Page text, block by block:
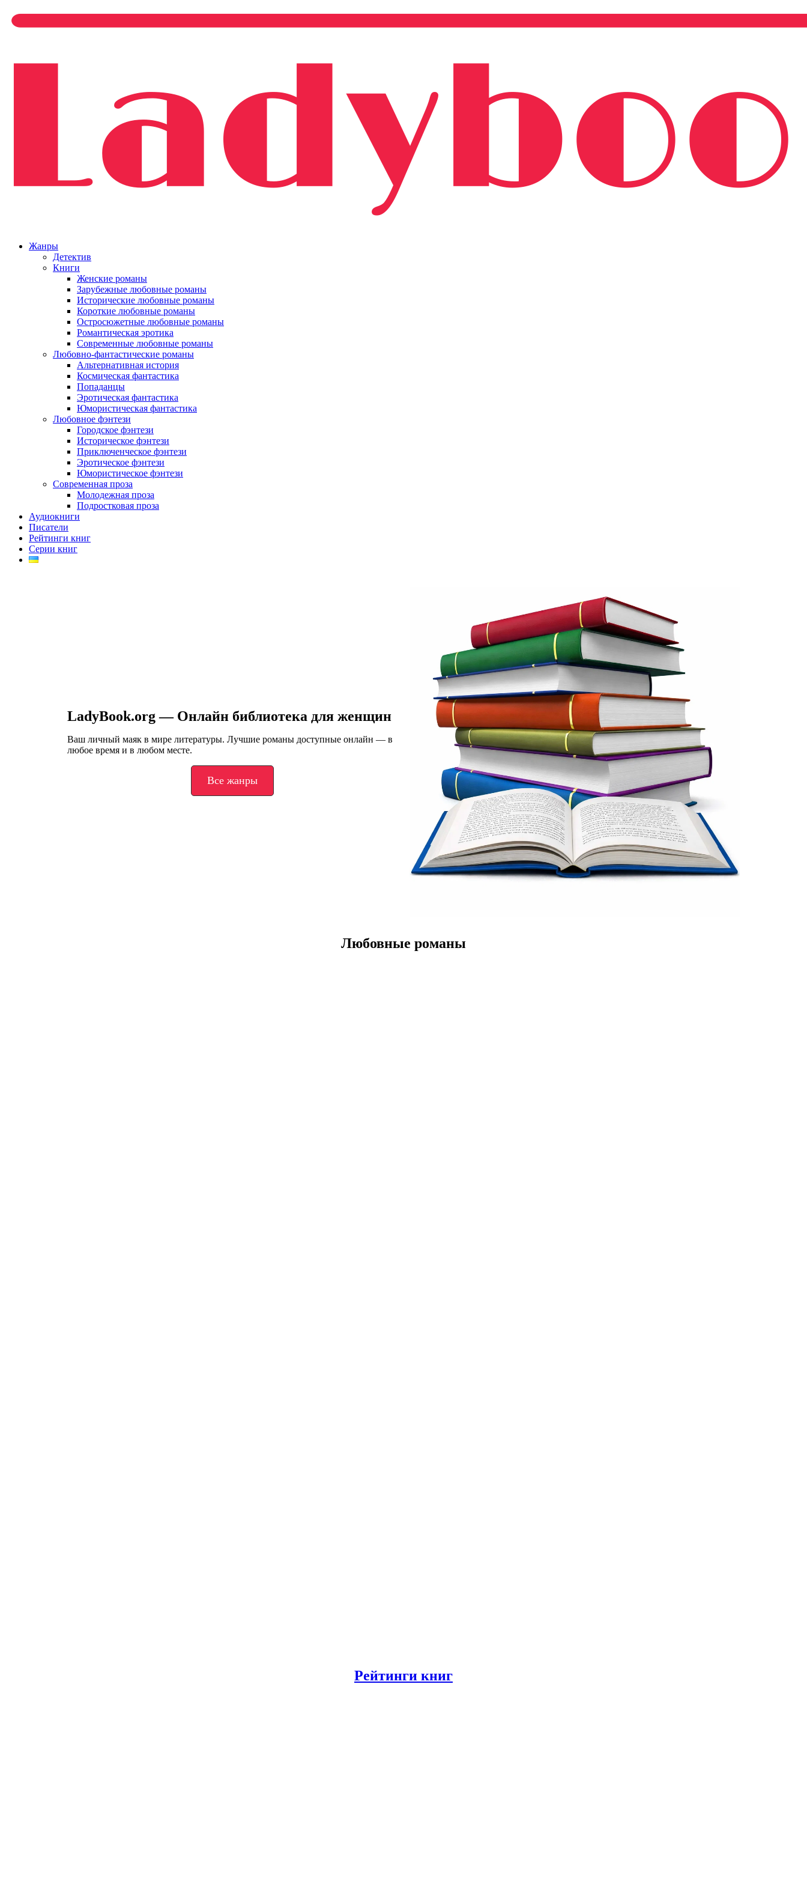
Жанры
Детектив
Книги
Женские романы
Зарубежные любовные романы
Исторические любовные романы
Короткие любовные романы
Остросюжетные любовные романы
Романтическая эротика
Современные любовные романы
Любовно-фантастические романы
Альтернативная история
Космическая фантастика
Попаданцы
Эротическая фантастика
Юмористическая фантастика
Любовное фэнтези
Городское фэнтези
Историческое фэнтези
Приключенческое фэнтези
Эротическое фэнтези
Юмористическое фэнтези
Современная проза
Молодежная проза
Подростковая проза
Аудиокниги
Писатели
Рейтинги книг
Серии книг
LadyBook.org — Онлайн библиотека для женщин
Ваш личный маяк в мире литературы. Лучшие романы доступные онлайн — в
любое время и в любом месте.
Все жанры
Любовные романы
Рейтинги книг